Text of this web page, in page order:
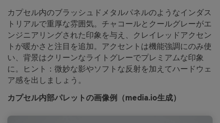
カプセル内のブラッシュドメタルパネルのようなインダス
トリアルで重厚な雰囲気。チャコールとクールグレーがエ
ンジニアリングされた印象を与え、クレイレッドアクセン
トが暖かさと注目を追加。アクセントは機能強調にのみ使
い、背景はクリーンなライトグレーでプレミアムな印象
に。ヒント：微妙な影やソフトな反射を加えてハードウェ
ア感を出しましょう。
カプセル内部パレットの画像例（media.io生成）